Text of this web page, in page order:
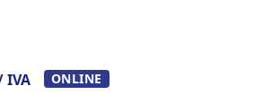
IVA ONLINE